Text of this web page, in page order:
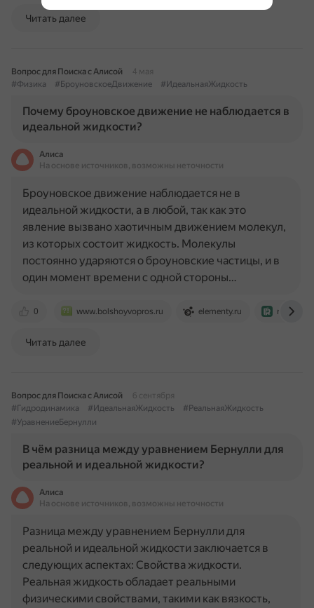
Читать далее
Вопрос для Поиска с Алисой
4 мая
#Физика
#БроуновскоеДвижение #ИдеальнаяЖидкость
Почему броуновское движение не наблюдается в
идеальной жидкости?
Алиса
На основе источников, возможны неточности
0 www.bolshoyvopros.ru elementy.ru reshak.ru
Броуновское движение наблюдается не в
идеальной жидкости, а в любой, так как это
явление вызвано хаотичным движением молекул,
из которых состоит жидкость. Молекулы
постоянно ударяются о броуновские частицы, и в
один момент времени с одной стороны…
Читать далее
Вопрос для Поиска с Алисой
6 сентября
#Гидродинамика
#ИдеальнаяЖидкость
#РеальнаяЖидкость
#УравнениеБернулли
В чём разница между уравнением Бернулли для
реальной и идеальной жидкости?
Алиса
На основе источников, возможны неточности
Разница между уравнением Бернулли для
реальной и идеальной жидкости заключается в
следующих аспектах: Свойства жидкости.
Реальная жидкость обладает реальными
физическими свойствами, такими как вязкость,